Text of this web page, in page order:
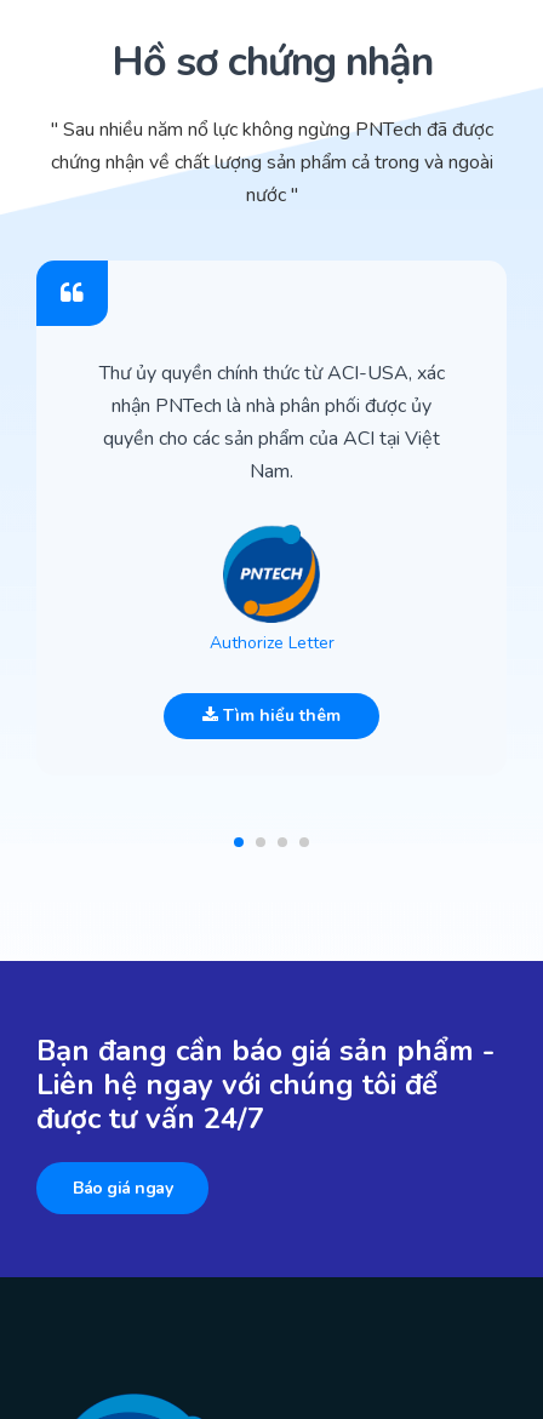
Hồ sơ chứng nhận
" Sau nhiều năm nổ lực không ngừng PNTech đã được
chứng nhận về chất lượng sản phẩm cả trong và ngoài
nước "
Thư ủy quyền chính thức từ ACI-USA, xác
nhận PNTech là nhà phân phối được ủy
quyền cho các sản phẩm của ACI tại Việt
Nam.
Authorize Letter
Tìm hiểu thêm
Bạn đang cần báo giá sản phẩm -
Liên hệ ngay với chúng tôi để
được tư vấn 24/7
Báo giá ngay